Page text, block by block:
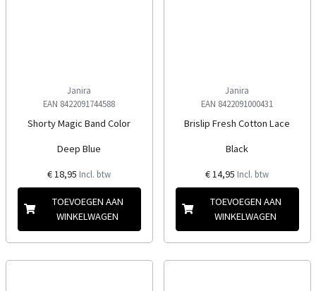
Janira
EAN 8422091744588
Shorty Magic Band Color
Deep Blue
€ 18,95 Incl. btw
TOEVOEGEN AAN
WINKELWAGEN
Janira
EAN 8422091000431
Brislip Fresh Cotton Lace
Black
€ 14,95 Incl. btw
TOEVOEGEN AAN
WINKELWAGEN